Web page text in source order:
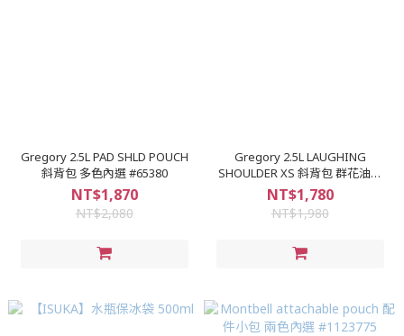
Gregory 2.5L PAD SHLD POUCH
斜背包 多色內選 #65380
NT$1,870
NT$2,080
Gregory 2.5L LAUGHING
SHOULDER XS 斜背包 群花油彩
#138627
NT$1,780
NT$1,980